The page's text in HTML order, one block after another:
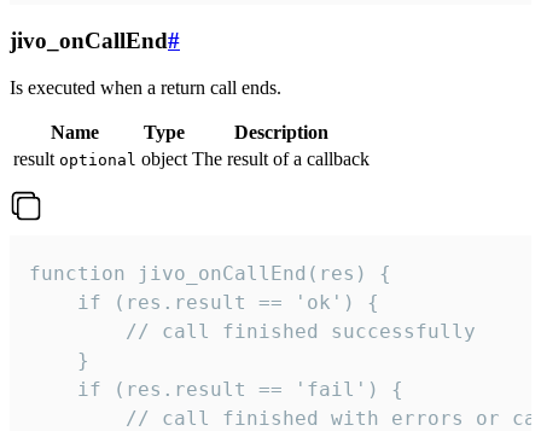
jivo_onCallEnd#
Is executed when a return call ends.
Name Type
Description
result optional object The result of a callback
function jivo_onCallEnd(res) {
    if (res.result == 'ok') {
        // call finished successfully
    }
    if (res.result == 'fail') {
// call finished with errors or